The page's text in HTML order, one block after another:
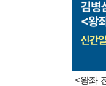
<왕좌